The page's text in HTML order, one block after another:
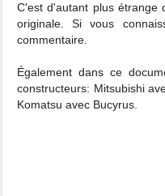
C'est d'autant plus étrange
originale. Si vous
commentaire.
Également dans ce
constructeurs: Mitsubishi
Komatsu avec Bucyrus.